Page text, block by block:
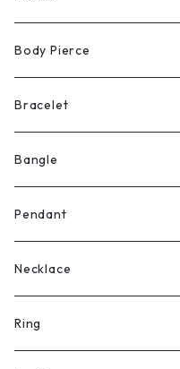
Body Pierce
Bracelet
Bangle
Pendant
Necklace
Ring